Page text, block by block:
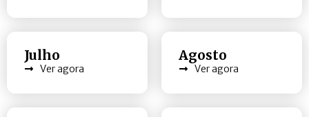
Julho
Ver agora
Agosto
Ver agora